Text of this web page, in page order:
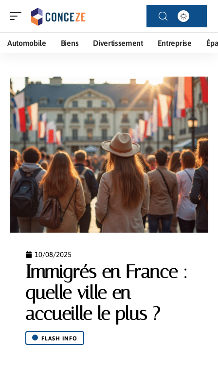
Automobile Biens Divertissement Entreprise
10/08/2025
Immigrés en France :
quelle ville en
accueille le plus ?
FLASH INFO